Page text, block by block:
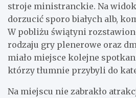
stroje ministranckie. Na widok
dorzucić sporo białych alb,
W pobliżu świątyni
rodzaju gry plenerowe oraz
miało miejsce kolejne
którzy tłumnie przybyli do
Na miejscu nie zabrakło